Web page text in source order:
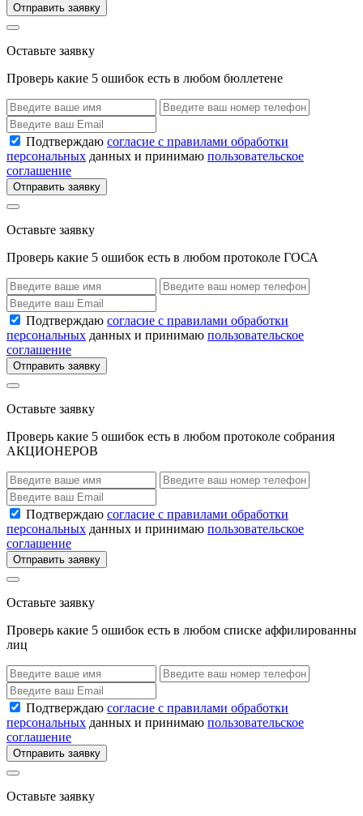
Отправить заявку
Оставьте заявку
Проверь какие 5 ошибок есть в любом бюллетене
Подтверждаю согласие с правилами обработки
персональных данных и принимаю пользовательское
соглашение
Отправить заявку
Оставьте заявку
Проверь какие 5 ошибок есть в любом протоколе ГОСА
Подтверждаю согласие с правилами обработки
персональных данных и принимаю пользовательское
соглашение
Отправить заявку
Оставьте заявку
Проверь какие 5 ошибок есть в любом протоколе собрания
АКЦИОНЕРОВ
Подтверждаю согласие с правилами обработки
персональных данных и принимаю пользовательское
соглашение
Отправить заявку
Оставьте заявку
Проверь какие 5 ошибок есть в любом списке аффилированны
лиц
Подтверждаю согласие с правилами обработки
персональных данных и принимаю пользовательское
соглашение
Отправить заявку
Оставьте заявку